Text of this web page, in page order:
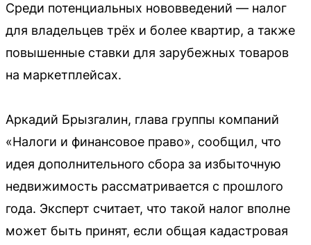
Среди потенциальных нововведений — налог
для владельцев трёх и более квартир, а также
повышенные ставки для зарубежных товаров
на маркетплейсах.
Аркадий Брызгалин, глава группы компаний
«Налоги и финансовое право», сообщил, что
идея дополнительного сбора за избыточную
недвижимость рассматривается с прошлого
года. Эксперт считает, что такой налог вполне
может быть принят, если общая кадастровая